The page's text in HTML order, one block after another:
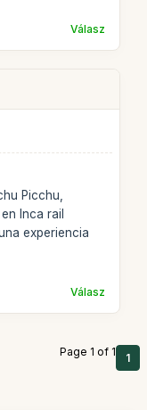
Válasz
Picchu,
Inca rail
experiencia
Válasz
Page 1 of 1 1